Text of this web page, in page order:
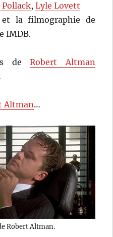
Pollack,Lyle Lovett
la filmographie de
IMDB.
deRobert Altman
Altman…
Robert Altman.